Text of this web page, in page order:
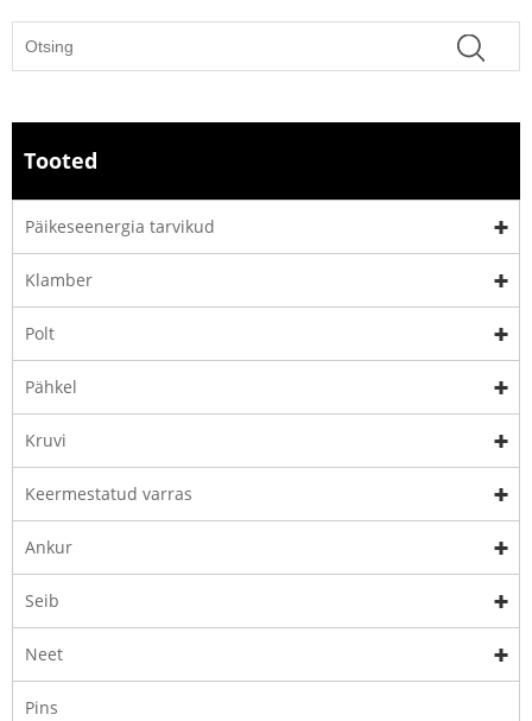
Tooted
Päikeseenergia tarvikud
Klamber
Polt
Pähkel
Kruvi
Keermestatud varras
Ankur
Seib
Neet
Pins